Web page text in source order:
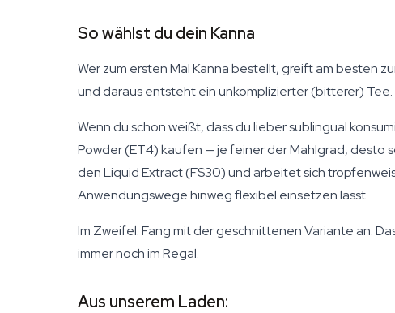
So wählst du dein Kanna
Wer zum ersten Mal Kanna bestellt, greift am besten
und daraus entsteht ein unkomplizierter (bitterer)
Wenn du schon weißt, dass du lieber sublingual
Powder (ET4) kaufen — je feiner der Mahlgrad, desto
den Liquid Extract (FS30) und arbeitet sich
Anwendungswege hinweg flexibel einsetzen lässt.
Im Zweifel: Fang mit der geschnittenen Variante an.
immer noch im Regal.
Aus unserem Laden: